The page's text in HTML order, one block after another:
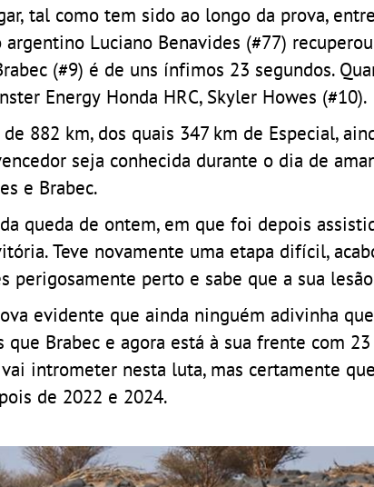
tal como tem sido ao longo da prova,
Luciano Benavides (#77)
(#9) é de uns ínfimos 23 segundos.
Energy Honda HRC, Skyler Howes (#10).
882 km, dos quais 347 km de Especial,
seja conhecida durante o dia de
e Brabec.
queda de ontem, em que foi depois
Teve novamente uma etapa difícil,
perigosamente perto e sabe que a sua
evidente que ainda ninguém adivinha
Brabec e agora está à sua frente com
intrometer nesta luta, mas certamente
de 2022 e 2024.